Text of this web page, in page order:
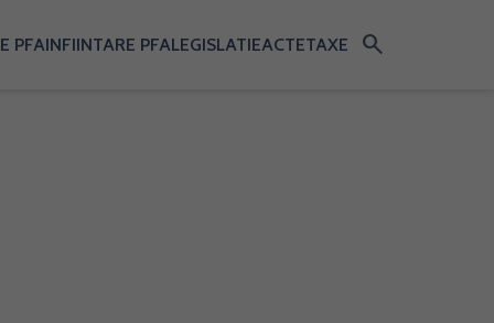
PFAINFIINTARE PFALEGISLATIEACTETAXE search